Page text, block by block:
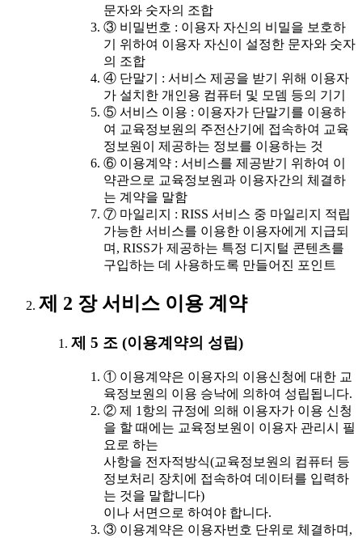
문자와 숫자의 조합
③ 비밀번호 : 이용자 자신의 비밀을 보호하
기 위하여 이용자 자신이 설정한 문자와 숫자
의 조합
④ 단말기 : 서비스 제공을 받기 위해 이용자
가 설치한 개인용 컴퓨터 및 모뎀 등의 기기
⑤ 서비스 이용 : 이용자가 단말기를 이용하
여 교육정보원의 주전산기에 접속하여 교육
정보원이 제공하는 정보를 이용하는 것
⑥ 이용계약 : 서비스를 제공받기 위하여 이
약관으로 교육정보원과 이용자간의 체결하
는 계약을 말함
⑦ 마일리지 : RISS 서비스 중 마일리지 적립
가능한 서비스를 이용한 이용자에게 지급되
며, RISS가 제공하는 특정 디지털 콘텐츠를
구입하는 데 사용하도록 만들어진 포인트
제 2 장 서비스 이용 계약
제 5 조 (이용계약의 성립)
① 이용계약은 이용자의 이용신청에 대한 교
육정보원의 이용 승낙에 의하여 성립됩니다.
② 제 1항의 규정에 의해 이용자가 이용 신청
을 할 때에는 교육정보원이 이용자 관리시 필
요로 하는
사항을 전자적방식(교육정보원의 컴퓨터 등
정보처리 장치에 접속하여 데이터를 입력하
는 것을 말합니다)
이나 서면으로 하여야 합니다.
③ 이용계약은 이용자번호 단위로 체결하며,